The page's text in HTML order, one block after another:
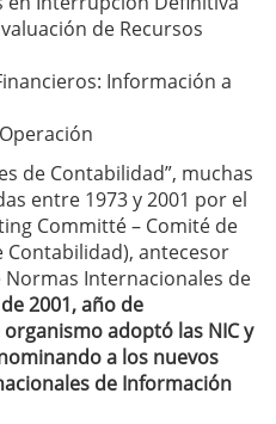
de Recursos
Información a
de Contabilidad”, muchas
entre 1973 y 2001 por el
Committé – Comité de
antecesor
Normas Internacionales de
2001, año de
adoptó las NIC y
a los nuevos
de Información